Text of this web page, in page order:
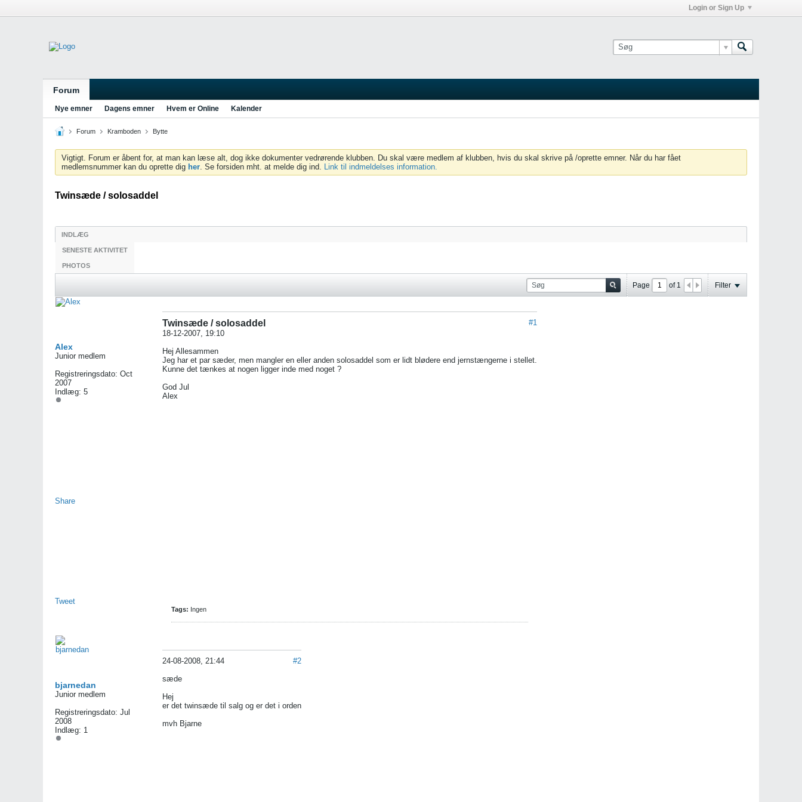
Login or Sign Up
Forum
Nye emner Dagens emner Hvem er Online Kalender
Forum Kramboden Bytte
Vigtigt. Forum er åbent for, at man kan læse alt, dog ikke dokumenter vedrørende klubben. Du skal være medlem af klubben, hvis du skal skrive på /oprette emner. Når du har fået
medlemsnummer kan du oprette dig her. Se forsiden mht. at melde dig ind. Link til indmeldelses information.
Twinsæde / solosaddel
INDLÆG
SENESTE AKTIVITET
PHOTOS
Page of 1 Filter
Alex
Junior medlem
Registreringsdato: Oct
2007
Indlæg: 5
Share
Tweet
#1
Twinsæde / solosaddel
18-12-2007, 19:10
Hej Allesammen
Jeg har et par sæder, men mangler en eller anden solosaddel som er lidt blødere end jernstængerne i stellet.
Kunne det tænkes at nogen ligger inde med noget ?
God Jul
Alex
Tags: Ingen
bjarnedan
Junior medlem
Registreringsdato: Jul
2008
Indlæg: 1
#2
24-08-2008, 21:44
sæde
Hej
er det twinsæde til salg og er det i orden
mvh Bjarne